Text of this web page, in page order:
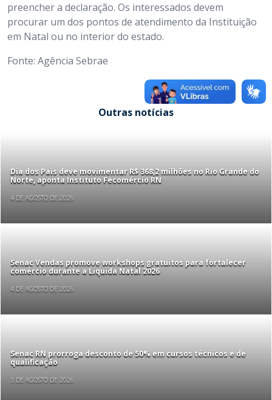
preencher a declaração. Os interessados devem
procurar um dos pontos de atendimento da Instituição
em Natal ou no interior do estado.
Fonte: Agência Sebrae
Outras notícias
Dia dos Pais deve movimentar R$ 368,2 milhões no Rio Grande do
Norte, aponta Instituto Fecomércio RN
4 DE AGOSTO DE 2026
Senac Vendas promove workshops gratuitos para fortalecer
comércio durante a Liquida Natal 2026
4 DE AGOSTO DE 2026
Senac RN prorroga desconto de 50% em cursos técnicos e de
qualificação
3 DE AGOSTO DE 2026